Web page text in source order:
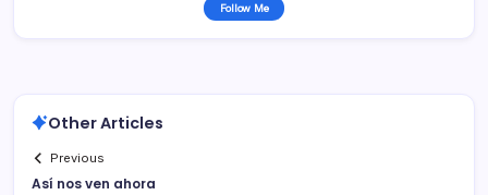
Follow Me
Other Articles
Previous
Así­ nos ven ahora